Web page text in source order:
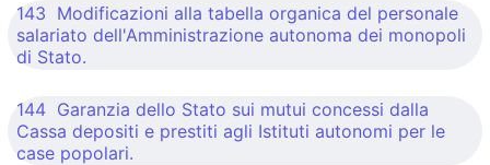
143 Modificazioni alla tabella organica del personale
salariato dell'Amministrazione autonoma dei monopoli
di Stato.
144 Garanzia dello Stato sui mutui concessi dalla
Cassa depositi e prestiti agli Istituti autonomi per le
case popolari.